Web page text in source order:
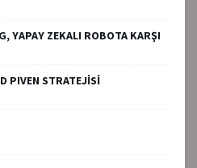
YAPAY ZEKALI ROBOTA KARŞI
PIVEN STRATEJİSİ